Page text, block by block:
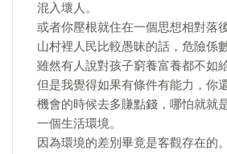
混入壞人。
或者你壓根就住在一個思想相對落
山村裡人民比較愚昧的話，危險係
雖然有人說對孩子窮養富養都不如
但是我覺得如果有條件有能力，你
機會的時候去多賺點錢，哪怕就就
一個生活環境。
因為環境的差別畢竟是客觀存在的